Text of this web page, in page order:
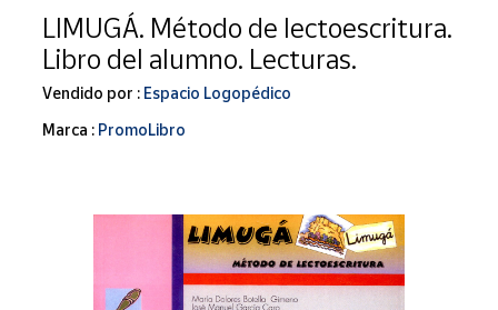
para
buscar
productos
Correos
Bebidas
Ocio y cultura
Juguetes y
Merchandising
LIMUGÁ. Método de lectoescritura.
Libro del alumno. Lecturas.
Vendido por : Espacio Logopédico
Marca : PromoLibro